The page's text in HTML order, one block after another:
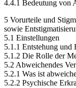
4.4.1 Bedeutung von
5 Vorurteile und
sowie
5.1 Einstellungen
5.1.1 Entstehung und
5.1.2 Die Rolle der
5.2 Abweichendes
5.2.1 Was ist
5.2.2 Psychische